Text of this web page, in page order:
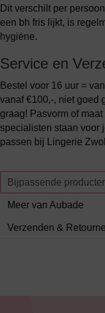
Dit verschilt per
een bh fris lijkt, is
hygiëne.
Service en
Bestel voor 16 uur =
vanaf €100,-, niet goed
graag! Pasvorm of
specialisten staan voor
passen bij Lingerie
Bijpassende
Meer van Aubade
Verzenden &